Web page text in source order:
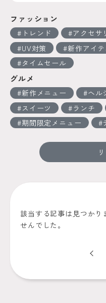
ファッション
トレンド アクセサ
UV対策
新作アイテ
タイムセール
グルメ
新作メニュー ヘル
スイーツ
ランチ
期間限定メニュー
該当する記事は見つかり
せんでした。
Prev